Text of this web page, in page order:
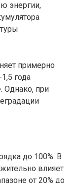
энергии,
примерно
года
Однако, при
до 100%. В
влияет
от 20% до